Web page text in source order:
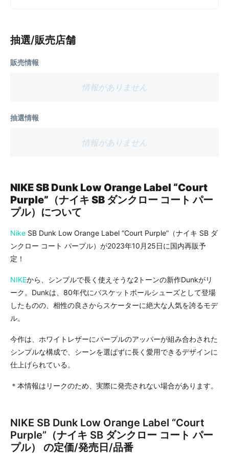
抽選/販売店舗
販売情報
情報がありません
抽選情報
情報がありません
NIKE SB Dunk Low Orange Label “Court
Purple”（ナイキ SB ダンクロー コート パー
プル）について
Nike SB Dunk Low Orange Label “Court Purple”（ナイキ SB ダ
ンクロー コート パープル）が2023年10月25日に国内再販予
定！
NIKEから、シンプルで長く使えそうな2トーンの新作Dunkがリ
ーク。Dunkは、80年代にバスケットボールシューズとして登場
したものの、相性の良さからスケーターに絶大な人気を誇るモデ
ル。
今作は、ホワイトレザーにパープルのアッパーが組み合わされた
シンプルな構成で、シーンを選ばずに長く愛用できるデザインに
仕上げられている。
＊本情報はリークのため、実際に発売されない場合があります。
NIKE SB Dunk Low Orange Label “Court
Purple”（ナイキ SB ダンクロー コート パー
プル） の定価/発売日/品番